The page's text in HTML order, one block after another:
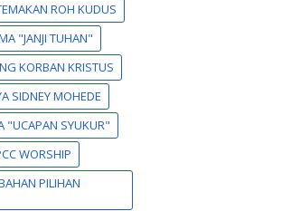
ROH KUDUS
"JANJI TUHAN"
KORBAN KRISTUS
SIDNEY MOHEDE
"UCAPAN SYUKUR"
WORSHIP
PILIHAN